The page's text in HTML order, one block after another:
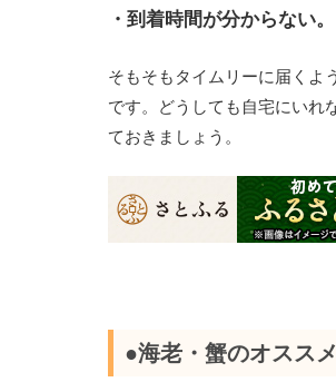
・到着時間が分からない。
そもそもタイムリーに届くよ
です。どうしても自宅にいれ
ておきましょう。
●海老・蟹のオスス